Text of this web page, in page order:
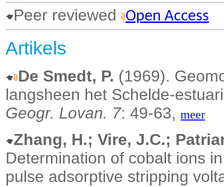
Peer reviewed Open Access
Artikels
De Smedt, P. (1969).
langsheen het Schelde-
Geogr. Lovan. 7: 49-63, meer
Zhang, H.; Vire, J.C.;
Determination of cobalt ions
pulse adsorptive stripping